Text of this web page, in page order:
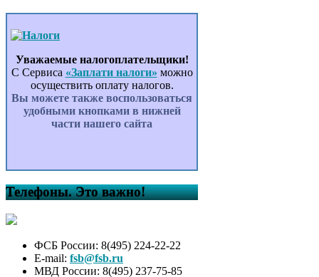
Уважаемые налогоплательщики!
С Сервиса «Заплати налоги» можно
осуществить оплату налогов.
Вы можете также воспользоваться
удобными кнопками в нижней
части нашего сайта
Телефоны. Это важно!
ФСБ России: 8(495) 224-22-22
E-mail: fsb@fsb.ru
МВД России: 8(495) 237-75-85